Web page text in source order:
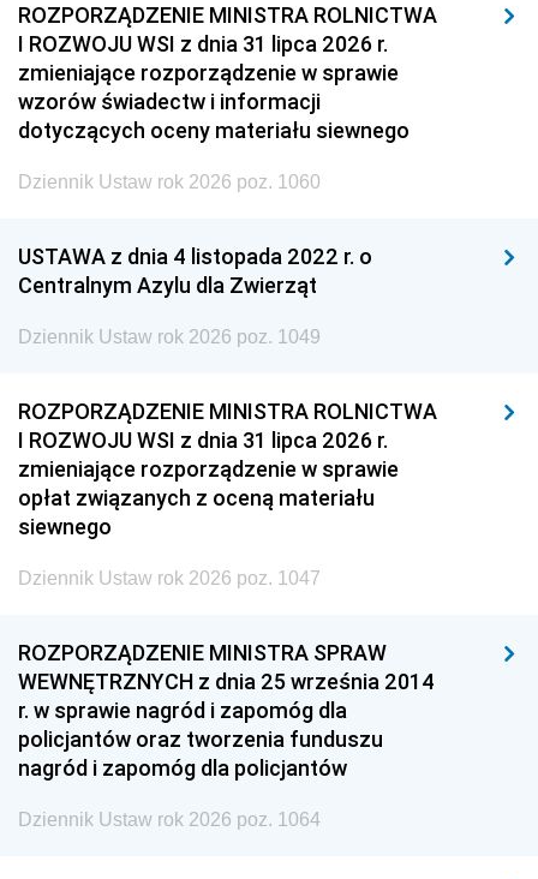
ROZPORZĄDZENIE MINISTRA ROLNICTWA
I ROZWOJU WSI z dnia 31 lipca 2026 r.
zmieniające rozporządzenie w sprawie
wzorów świadectw i informacji
dotyczących oceny materiału siewnego
Dziennik Ustaw rok 2026 poz. 1060
USTAWA z dnia 4 listopada 2022 r. o
Centralnym Azylu dla Zwierząt
Dziennik Ustaw rok 2026 poz. 1049
ROZPORZĄDZENIE MINISTRA ROLNICTWA
I ROZWOJU WSI z dnia 31 lipca 2026 r.
zmieniające rozporządzenie w sprawie
opłat związanych z oceną materiału
siewnego
Dziennik Ustaw rok 2026 poz. 1047
ROZPORZĄDZENIE MINISTRA SPRAW
WEWNĘTRZNYCH z dnia 25 września 2014
r. w sprawie nagród i zapomóg dla
policjantów oraz tworzenia funduszu
nagród i zapomóg dla policjantów
Dziennik Ustaw rok 2026 poz. 1064